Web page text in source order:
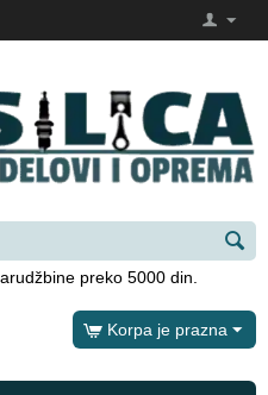
preko 5000 din.
Korpa je prazna